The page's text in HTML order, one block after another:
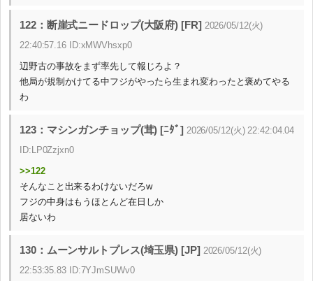
122：断崖式ニードロップ(大阪府) [FR] 2026/05/12(火)
22:40:57.16 ID:xMWVhsxp0
辺野古の事故をまず率先して報じろよ？
他局が規制かけてる中フジがやったら生まれ変わったと褒めてやる
わ
123：マシンガンチョップ(茸) [ﾆﾀﾞ] 2026/05/12(火) 22:42:04.04
ID:LP0Zzjxn0
>>122
そんなこと出来るわけないだろw
フジの中身はもうほとんど在日しか
居ないわ
130：ムーンサルトプレス(埼玉県) [JP] 2026/05/12(火)
22:53:35.83 ID:7YJmSUWv0